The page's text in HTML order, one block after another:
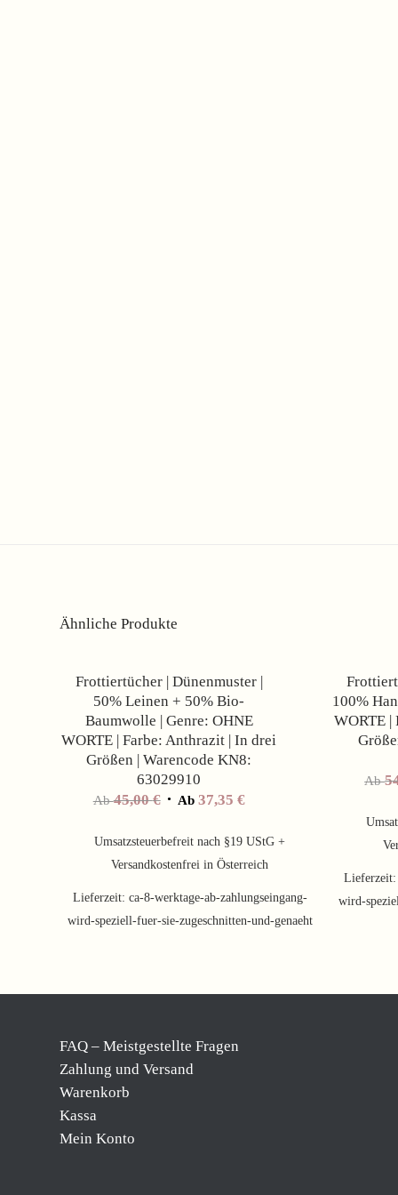
Ähnliche Produkte
Frottiertücher | Dünenmuster |
50% Leinen + 50% Bio-
Baumwolle | Genre: OHNE
WORTE | Farbe: Anthrazit | In drei
Größen | Warencode KN8:
63029910
Ab45,00€ Ab 37,35 €
Umsatzsteuerbefreit nach §19 UStG +
Versandkostenfrei in Österreich
Lieferzeit: ca-8-werktage-ab-zahlungseingang-
wird-speziell-fuer-sie-zugeschnitten-und-genaeht
100%
WORTE
Ab
wird-
FAQ – Meistgestellte Fragen
Zahlung und Versand
Warenkorb
Kassa
Mein Konto